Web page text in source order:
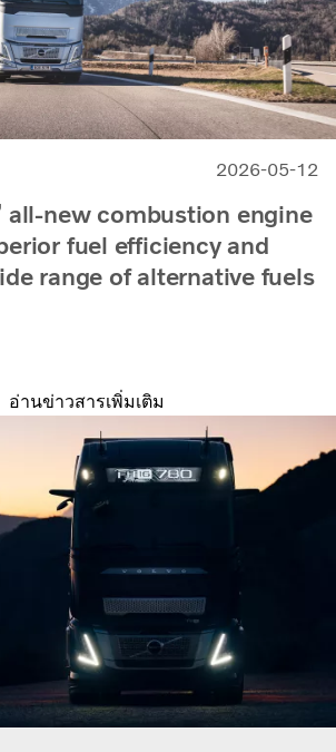
2026-05-12
all-new combustion engine
fuel efficiency and
range of alternative fuels
อ่านข่าวสารเพิ่มเติม